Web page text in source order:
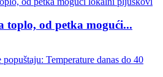
toplo, od petka mogući...